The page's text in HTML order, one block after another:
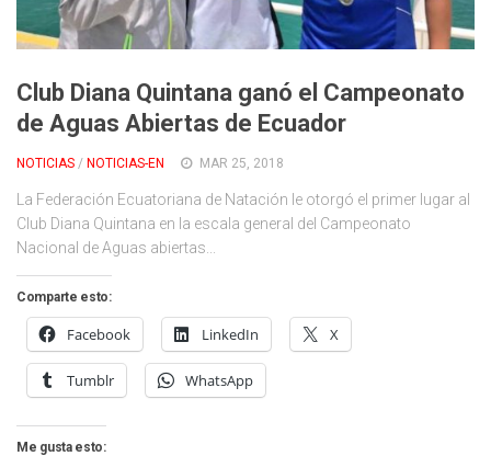
Cambio Climático
Contacto
Club Diana Quintana ganó el Campeonato
de Aguas Abiertas de Ecuador
NOTICIAS / NOTICIAS-EN MAR 25, 2018
La Federación Ecuatoriana de Natación le otorgó el primer lugar al
Club Diana Quintana en la escala general del Campeonato
Nacional de Aguas abiertas...
Comparte esto:
Facebook LinkedIn X
Tumblr WhatsApp
Me gusta esto: